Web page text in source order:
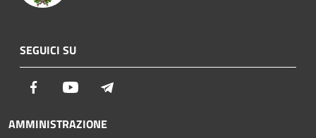
SEGUICI SU
Facebook Youtube
AMMINISTRAZIONE